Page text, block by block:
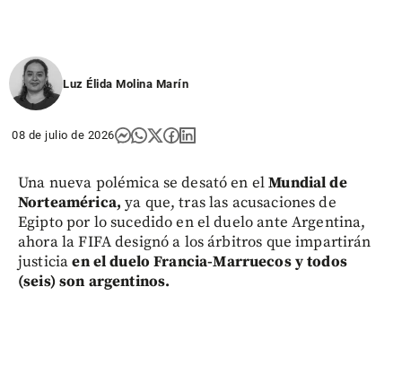
Luz Élida Molina Marín
08 de julio de 2026
Una nueva polémica se desató en elMundial de
Norteamérica,ya que, tras las acusaciones de
Egipto por lo sucedido en el duelo ante Argentina,
ahora la FIFA designó a los árbitros que impartirán
justiciaen el duelo Francia-Marruecos y todos
(seis) son argentinos.